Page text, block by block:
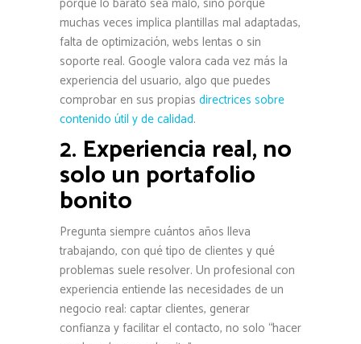
muchas veces implica plantillas mal adaptadas,
falta de optimización, webs lentas o sin
soporte real. Google valora cada vez más la
experiencia del usuario, algo que puedes
comprobar en sus propias directrices sobre
contenido útil y de calidad.
2. Experiencia real, no
solo un portafolio
bonito
Pregunta siempre cuántos años lleva
trabajando, con qué tipo de clientes y qué
problemas suele resolver. Un profesional con
experiencia entiende las necesidades de un
negocio real: captar clientes, generar
confianza y facilitar el contacto, no solo “hacer